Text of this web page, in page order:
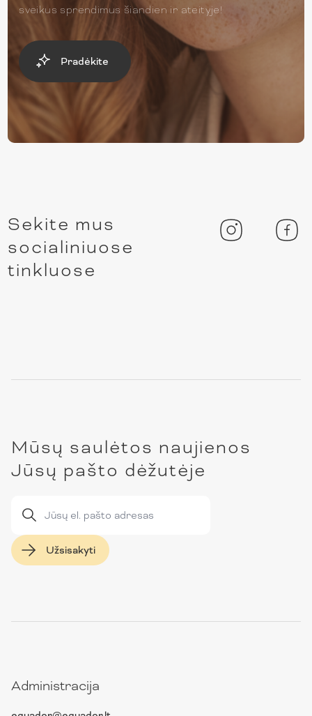
sveikus sprendimus šiandien ir ateityje!
Pradėkite
Sekite mus
socialiniuose
tinkluose
Mūsų saulėtos naujienos
Jūsų pašto dėžutėje
Užsisakyti
Administracija